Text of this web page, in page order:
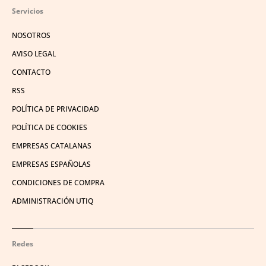
Servicios
NOSOTROS
AVISO LEGAL
CONTACTO
RSS
POLÍTICA DE PRIVACIDAD
POLÍTICA DE COOKIES
EMPRESAS CATALANAS
EMPRESAS ESPAÑOLAS
CONDICIONES DE COMPRA
ADMINISTRACIÓN UTIQ
Redes